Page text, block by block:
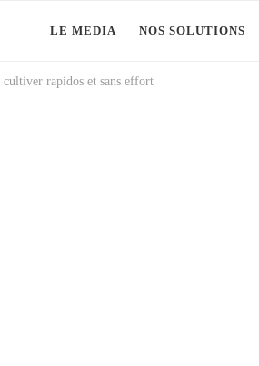
LE MEDIA NOS SOLUTIONS
cultiver rapidos et sans effort